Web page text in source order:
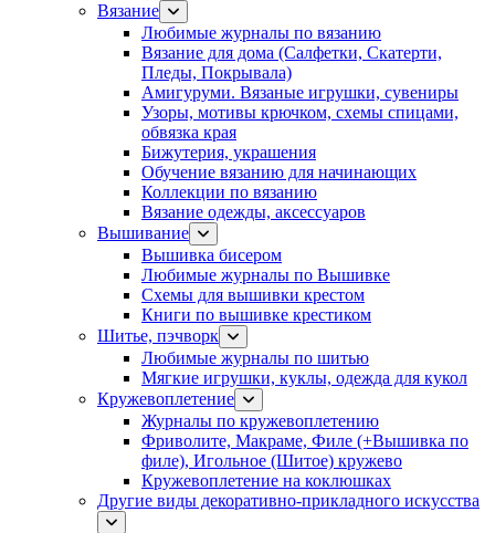
Вязание
Любимые журналы по вязанию
Вязание для дома (Салфетки, Скатерти,
Пледы, Покрывала)
Амигуруми. Вязаные игрушки, сувениры
Узоры, мотивы крючком, схемы спицами,
обвязка края
Бижутерия, украшения
Обучение вязанию для начинающих
Коллекции по вязанию
Вязание одежды, аксессуаров
Вышивание
Вышивка бисером
Любимые журналы по Вышивке
Схемы для вышивки крестом
Книги по вышивке крестиком
Шитье, пэчворк
Любимые журналы по шитью
Мягкие игрушки, куклы, одежда для кукол
Кружевоплетение
Журналы по кружевоплетению
Фриволите, Макраме, Филе (+Вышивка по
филе), Игольное (Шитое) кружево
Кружевоплетение на коклюшках
Другие виды декоративно-прикладного искусства